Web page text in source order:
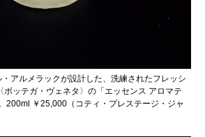
アルメラックが設計した、洗練されたフレッシ
ボッテガ・ヴェネタ〉の「エッセンス アロマテ
200ml ￥25,000（コティ・プレステージ・ジャ